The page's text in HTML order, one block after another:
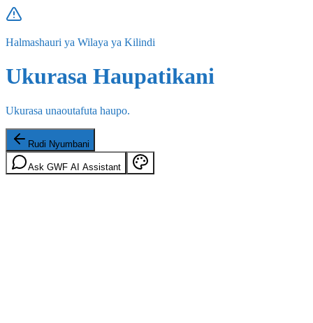
Halmashauri ya Wilaya ya Kilindi
Ukurasa Haupatikani
Ukurasa unaoutafuta haupo.
Rudi Nyumbani
Ask GWF AI Assistant